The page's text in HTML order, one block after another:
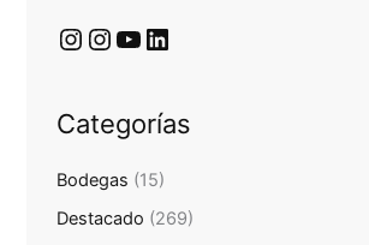
Categorías
Bodegas (15)
Destacado (269)